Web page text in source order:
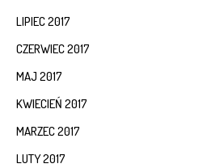
LIPIEC 2017
CZERWIEC 2017
MAJ 2017
KWIECIEŃ 2017
MARZEC 2017
LUTY 2017